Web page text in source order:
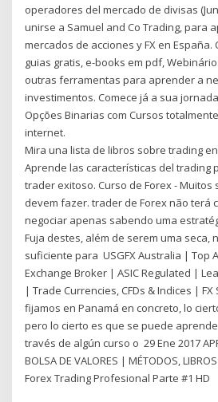
operadores del mercado de divisas
unirse a Samuel and Co Trading, para
mercados de acciones y FX en España.
guias gratis, e-books em pdf,
outras ferramentas para aprender a
investimentos. Comece já a sua
Opções Binarias com Cursos
internet.
Mira una lista de libros sobre trading
Aprende las características del trading
trader exitoso. Curso de Forex - Muitos
devem fazer. trader de Forex não terá
negociar apenas sabendo uma
Fuja destes, além de serem uma seca,
suficiente para USGFX Australia | Top
Exchange Broker | ASIC Regulated |
| Trade Currencies, CFDs & Indices |
fijamos en Panamá en concreto, lo
pero lo cierto es que se puede
través de algún curso o 29 Ene 2017
BOLSA DE VALORES | MÉTODOS,
Forex Trading Profesional Parte #1 HD